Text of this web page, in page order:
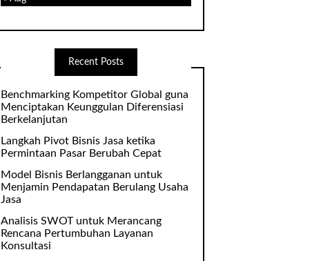
Recent Posts
Benchmarking Kompetitor Global guna
Menciptakan Keunggulan Diferensiasi
Berkelanjutan
Langkah Pivot Bisnis Jasa ketika
Permintaan Pasar Berubah Cepat
Model Bisnis Berlangganan untuk
Menjamin Pendapatan Berulang Usaha
Jasa
Analisis SWOT untuk Merancang
Rencana Pertumbuhan Layanan
Konsultasi